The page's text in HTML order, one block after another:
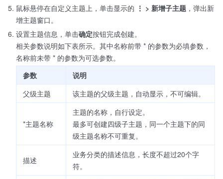
鼠标悬停在自定义主题上，单击显示的 ⋮ > 新增子主题 ，弹出新
增主题窗口。
设置主题信息，单击确定按钮完成创建。
相关参数说明如下表所示。其中名称前带 * 的参数为必填参数，
名称前未带 * 的参数为可选参数。
参数
说明
父级主题
该主题的父级主题，自动显示，不可编辑。
*主题名称
主题的名称，自行设定。
最多可创建四级子主题，同一个主题下的同
级主题名称不可重复。
描述
业务分类的描述信息，长度不超过20个字
符。